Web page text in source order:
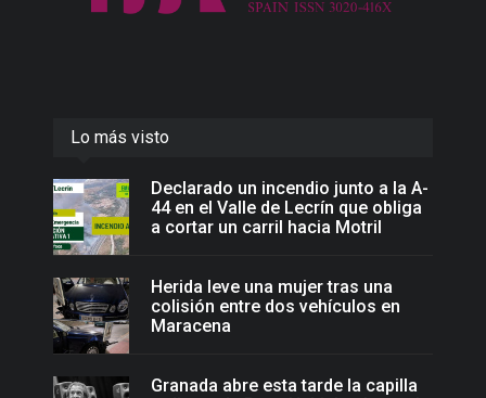
Lo más visto
Declarado un incendio junto a la A-
44 en el Valle de Lecrín que obliga
a cortar un carril hacia Motril
Herida leve una mujer tras una
colisión entre dos vehículos en
Maracena
Granada abre esta tarde la capilla